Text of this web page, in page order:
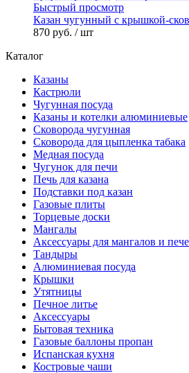
Быстрый просмотр
Казан чугунный с крышкой-
870 руб. / шт
Каталог
Казаны
Кастрюли
Чугунная посуда
Казаны и котелки алюминиевые
Сковорода чугунная
Сковорода для цыпленка табака
Медная посуда
Чугунок для печи
Печь для казана
Подставки под казан
Газовые плиты
Торцевые доски
Мангалы
Аксессуары для мангалов и
Тандыры
Алюминиевая посуда
Крышки
Утятницы
Печное литье
Аксессуары
Бытовая техника
Газовые баллоны пропан
Испанская кухня
Костровые чаши